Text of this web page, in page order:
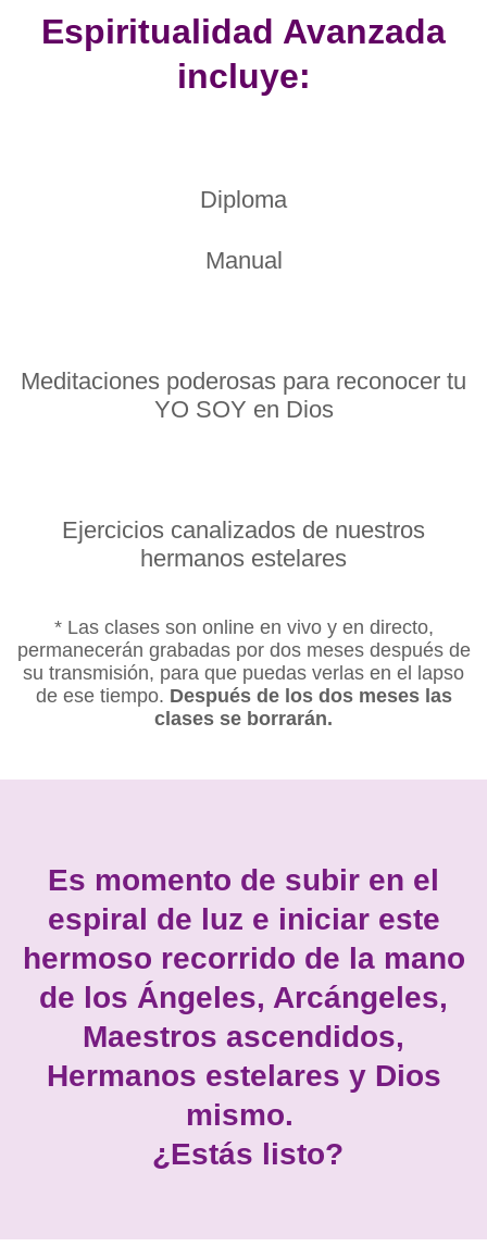
Espiritualidad Avanzada
incluye:
Diploma
Manual
Meditaciones poderosas para reconocer tu
YO SOY en Dios
Ejercicios canalizados de nuestros
hermanos estelares
* Las clases son online en vivo y en directo,
permanecerán grabadas por dos meses después de
su transmisión, para que puedas verlas en el lapso
de ese tiempo. Después de los dos meses las
clases se borrarán.
Es momento de subir en el
espiral de luz e iniciar este
hermoso recorrido de la mano
de los Ángeles, Arcángeles,
Maestros ascendidos,
Hermanos estelares y Dios
mismo.
¿Estás listo?